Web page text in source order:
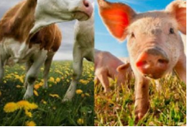
труда